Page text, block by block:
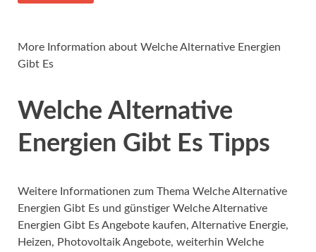
More Information about Welche Alternative Energien
Gibt Es
Welche Alternative
Energien Gibt Es Tipps
Weitere Informationen zum Thema Welche Alternative
Energien Gibt Es und günstiger Welche Alternative
Energien Gibt Es Angebote kaufen, Alternative Energie,
Heizen, Photovoltaik Angebote, weiterhin Welche